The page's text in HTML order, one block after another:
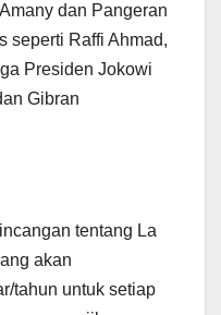
dan Pangeran
seperti Raffi Ahmad,
Presiden Jokowi
Gibran
tentang La
akan
tahun untuk setiap